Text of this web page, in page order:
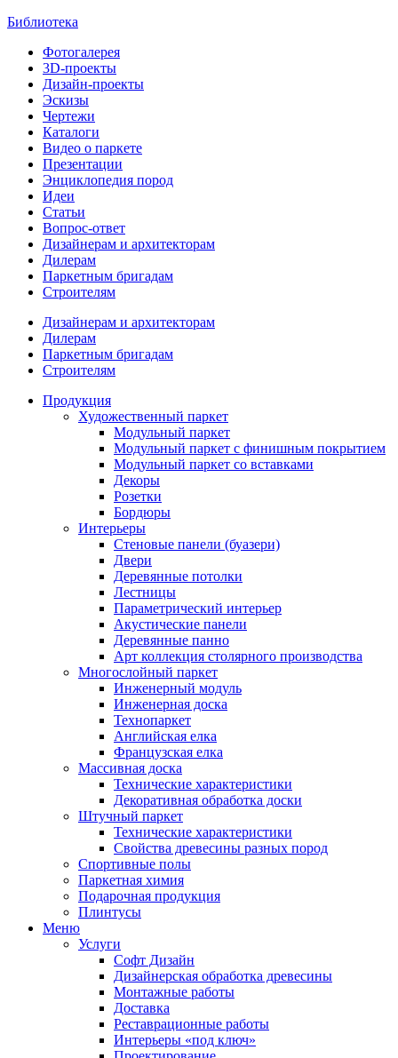
Библиотека
Фотогалерея
3D-проекты
Дизайн-проекты
Эскизы
Чертежи
Каталоги
Видео о паркете
Презентации
Энциклопедия пород
Идеи
Статьи
Вопрос-ответ
Дизайнерам и архитекторам
Дилерам
Паркетным бригадам
Строителям
Дизайнерам и архитекторам
Дилерам
Паркетным бригадам
Строителям
Продукция
Художественный паркет
Модульный паркет
Модульный паркет с финишным покрытием
Модульный паркет со вставками
Декоры
Розетки
Бордюры
Интерьеры
Стеновые панели (буазери)
Двери
Деревянные потолки
Лестницы
Параметрический интерьер
Акустические панели
Деревянные панно
Арт коллекция столярного производства
Многослойный паркет
Инженерный модуль
Инженерная доска
Технопаркет
Английская елка
Французская елка
Массивная доска
Технические характеристики
Декоративная обработка доски
Штучный паркет
Технические характеристики
Свойства древесины разных пород
Спортивные полы
Паркетная химия
Подарочная продукция
Плинтусы
Меню
Услуги
Софт Дизайн
Дизайнерская обработка древесины
Монтажные работы
Доставка
Реставрационные работы
Интерьеры «под ключ»